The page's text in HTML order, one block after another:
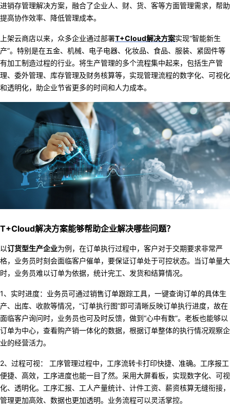
进销存管理解决方案，融合了企业人、财、货、客等方面管理需求，帮助
提高协作效率、降低管理成本。
上架云商店以来，众多企业通过部署T+Cloud解决方案实现“智能新生
产”。特别是在五金、机械、电子电器、化妆品、食品、服装、紧固件等
有加工制造过程的行业。 将生产管理的多个流程集中起来， 包括生产管
理、 委外管理、库存管理及财务核算等，实现管理流程的数字化、可视化
和透明化， 助企业节省更多的时间和人力成本。
T+Cloud解决方案能够帮助企业解决哪些问题？
以订货型生产企业为例， 在订单执行过程中，客户对于交期要求非常严
格，业务员时刻会面临客户催单，要保证订单处于可控状态。当订单量大
时，业务员难以订单为依据，统计完工、发货和结算情况。
1、 实时进度：业务员可通过销售订单跟踪工具，一键查询订单的具体生
产、出库、收款等情况，“订单执行图”即可清晰反映订单执行进度，故在
面临客户询问时，业务员也可及时反馈，做到“心中有数”。老板也能够以
订单为中心，查看购产销一体化的数据，根据订单整体的执行情况观察企
业的经营活力。
2、 过程可视：
工序管理过程中，工序流转卡打印快捷、准确。工序报工
便捷、高效，工序进度也能一目了然。采用大屏看板，实现数字化、可视
化、透明化。工序汇报、工人产量统计、计件工资、薪资核算无缝衔接，
管理更加高效、数据也更加透明。 业务流程可以灵活掌控。